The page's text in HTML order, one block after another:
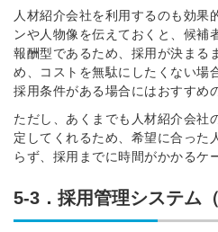
人材紹介会社を利用するのも効果
ンや人物像を伝えておくと、候補
報酬型であるため、採用が決まる
め、コストを無駄にしたくない場
採用条件がある場合にはおすすめ
ただし、あくまでも人材紹介会社
定してくれるため、希望に合った
らず、採用までに時間がかかるケ
5-3．採用管理システム